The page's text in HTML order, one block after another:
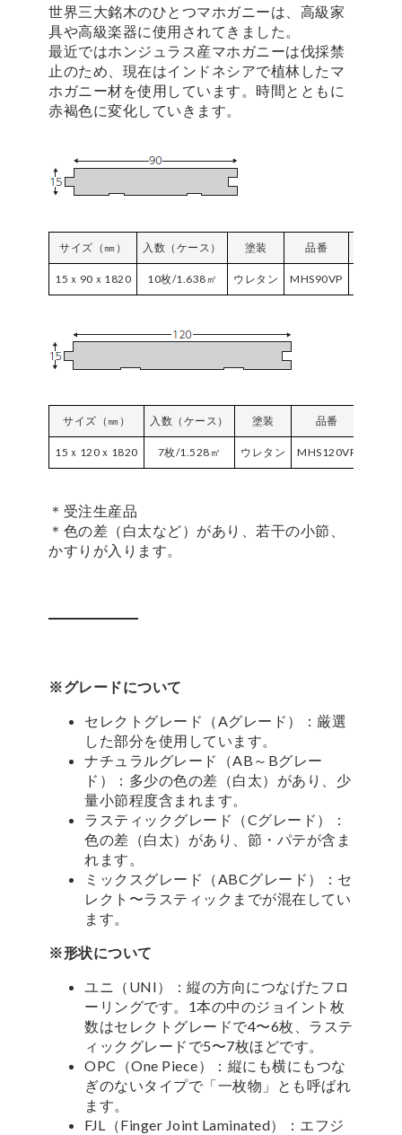
世界三大銘木のひとつマホガニーは、高級家
具や高級楽器に使用されてきました。
最近ではホンジュラス産マホガニーは伐採禁
止のため、現在はインドネシアで植林したマ
ホガニー材を使用しています。時間とともに
赤褐色に変化していきます。
サイズ（㎜） 入数（ケース） 塗装 品番
15ｘ90ｘ1820 10枚/1.638㎡ ウレタン MHS90VP
サイズ（㎜） 入数（ケース） 塗装 品番
15ｘ120ｘ1820 7枚/1.528㎡ ウレタン MHS120VP
＊受注生産品
＊色の差（白太など）があり、若干の小節、
かすりが入ります。
※グレードについて
セレクトグレード（Aグレード）：厳選
した部分を使用しています。
ナチュラルグレード（AB～Bグレー
ド）：多少の色の差（白太）があり、少
量小節程度含まれます。
ラスティックグレード（Cグレード）：
色の差（白太）があり、節・パテが含ま
れます。
ミックスグレード（ABCグレード）：セ
レクト〜ラスティックまでが混在してい
ます。
※形状について
ユニ（UNI）：縦の方向につなげたフロ
ーリングです。1本の中のジョイント枚
数はセレクトグレードで4〜6枚、ラステ
ィックグレードで5〜7枚ほどです。
OPC（One Piece）：縦にも横にもつな
ぎのないタイプで「一枚物」とも呼ばれ
ます。
FJL（Finger Joint Laminated）：エフジ